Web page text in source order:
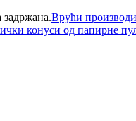
Врући производи
конуси од папирне